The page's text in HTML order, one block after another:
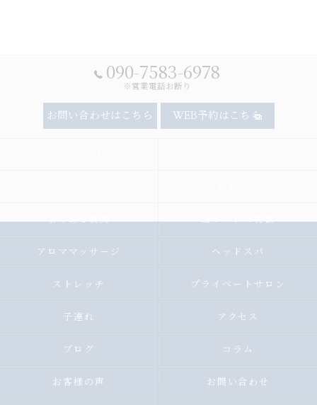
090-7583-6978
※営業電話お断り
お問い合わせはこちら WEB予約はこちら
よくある質問 当サロンの特徴
アロママッサージ ヘッドスパ
ストレッチ プライベートサロン
子連れ アクセス
ブログ コラム
お客様の声 お問い合わせ